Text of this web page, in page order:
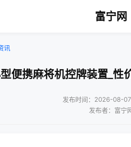
富宁网
讯
便携麻将机控牌装置_性
发布时间：2026-08-07
发布者：富宁